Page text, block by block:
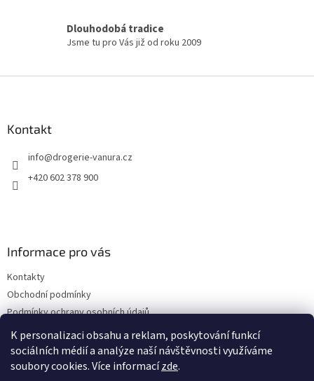
K personalizaci obsahu a reklam, poskytování funkcí
sociálních médií a analýze naší návštěvnosti využíváme
soubory cookies. Více informacízde.
u
Dlouhodobá tradice
Jsme tu pro Vás již od roku 2009
Kontakt
info@drogerie-vanura.cz
+420 602 378 900
Informace pro vás
Kontakty
Obchodní podmínky
Podmínky ochrany osobních údajů
Dodací a platební podmínky